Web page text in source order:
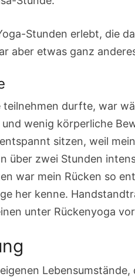
Stunden erlebt, die
aber etwas ganz
durfte, war
wenig körperliche
sitzen, weil
über zwei Stunden
war mein Rücken so
her kenne.
unter Rückenyoga